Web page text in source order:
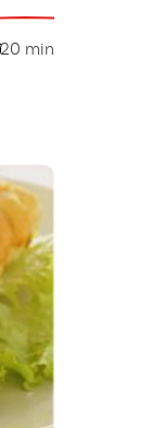
20 min